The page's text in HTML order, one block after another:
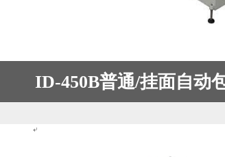
ID-450B普通/挂面自动